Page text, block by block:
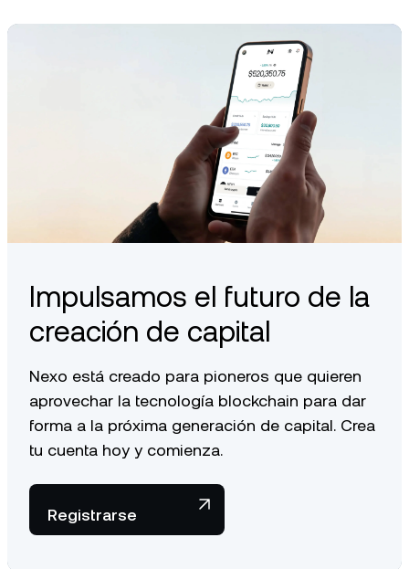
Impulsamos el futuro de la
creación de capital
Nexo está creado para pioneros que quieren
aprovechar la tecnología blockchain para dar
forma a la próxima generación de capital. Crea
tu cuenta hoy y comienza.
Registrarse